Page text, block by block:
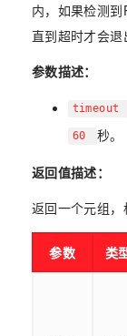
内，如果检测
直到超时才会退
参数描述：
timeout
60 秒。
返回值描述：
返回一个元组，
参数 类